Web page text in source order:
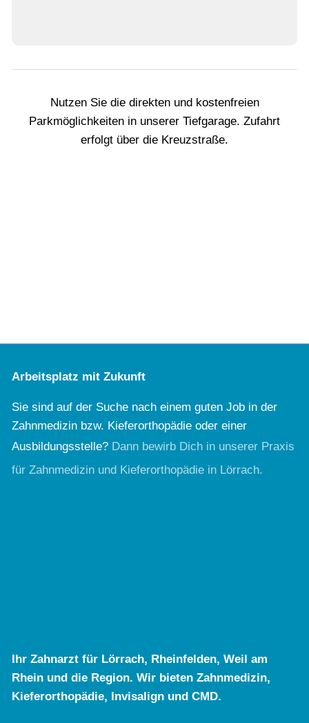
Nutzen Sie die direkten und kostenfreien
Parkmöglichkeiten in unserer Tiefgarage. Zufahrt
erfolgt über die Kreuzstraße.
Arbeitsplatz mit Zukunft
Sie sind auf der Suche nach einem guten Job in der
Zahnmedizin bzw. Kieferorthopädie oder einer
Ausbildungsstelle? Dann bewirb Dich in unserer Praxis
für Zahnmedizin und Kieferorthopädie in Lörrach.
Ihr Zahnarzt für Lörrach, Rheinfelden, Weil am
Rhein und die Region. Wir bieten Zahnmedizin,
Kieferorthopädie, Invisalign und CMD.